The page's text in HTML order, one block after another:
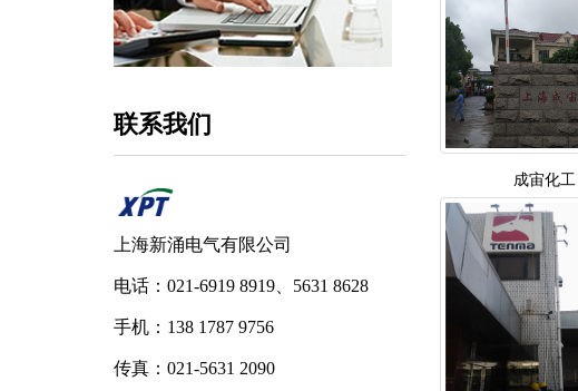
成宙化工
联系我们
上海新涌电气有限公司
电话：021-6919 8919、5631 8628
手机：138 1787 9756
传真：021-5631 2090